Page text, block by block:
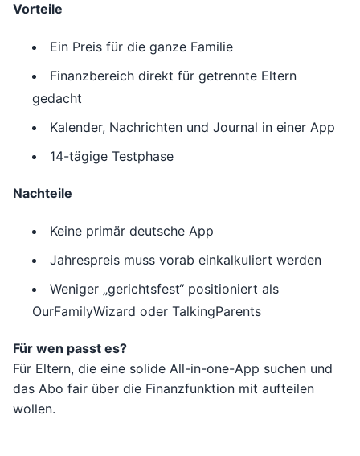
Vorteile
Ein Preis für die ganze Familie
Finanzbereich direkt für getrennte Eltern
gedacht
Kalender, Nachrichten und Journal in einer App
14-tägige Testphase
Nachteile
Keine primär deutsche App
Jahrespreis muss vorab einkalkuliert werden
Weniger „gerichtsfest“ positioniert als
OurFamilyWizard oder TalkingParents
Für wen passt es?
Für Eltern, die eine solide All-in-one-App suchen und
das Abo fair über die Finanzfunktion mit aufteilen
wollen.